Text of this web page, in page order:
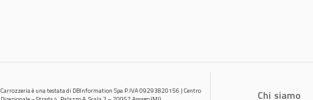
Carrozzeria è una testata di DBInformation Spa P.IVA 09293820156 | Centro
Chi siamo